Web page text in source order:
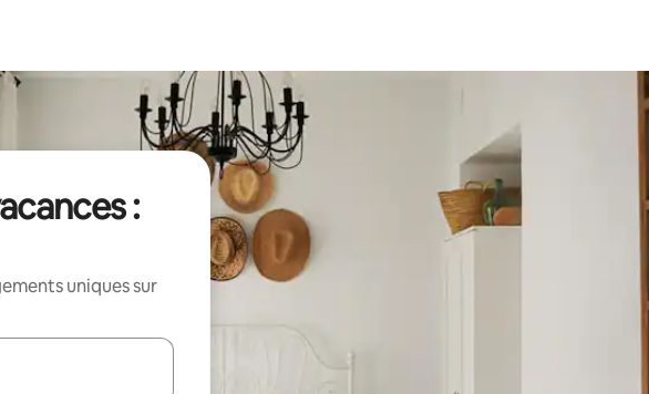
:
uniques sur
parcourez-les en utilisant les flèches vers le haut et vers le bas, ou en appuyant